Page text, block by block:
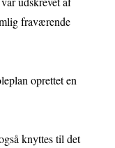
fraværende
oprettet en
knyttes til det